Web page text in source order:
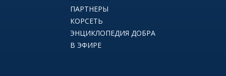
ПАРТНЕРЫ
КОРСЕТЬ
ЭНЦИКЛОПЕДИЯ ДОБРА
В ЭФИРЕ